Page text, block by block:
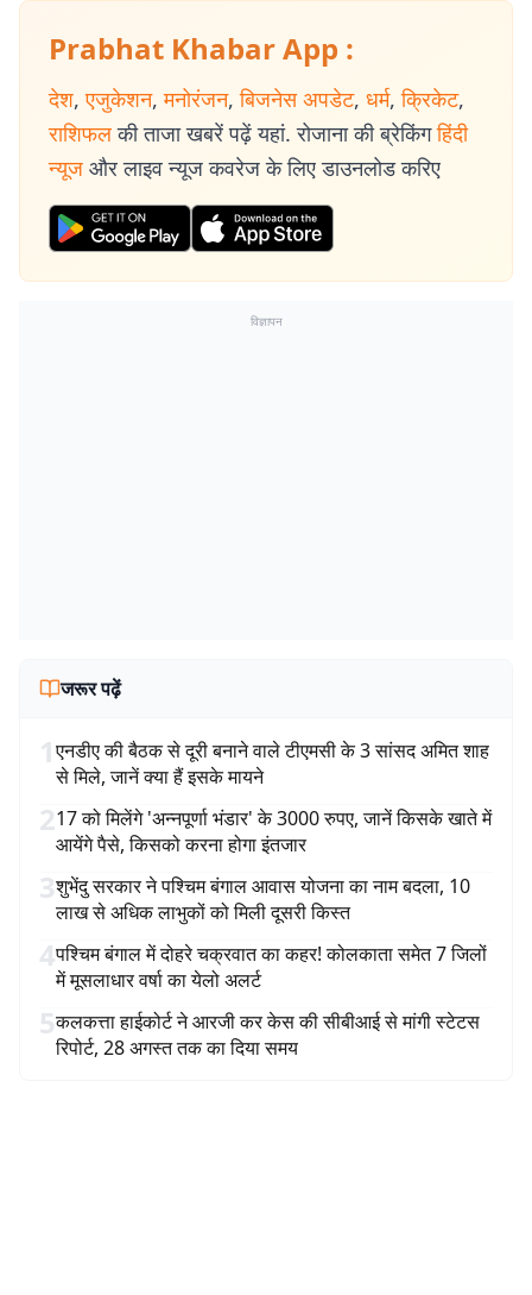
Prabhat Khabar App :
देश, एजुकेशन, मनोरंजन, बिजनेस अपडेट, धर्म, क्रिकेट,
राशिफल की ताजा खबरें पढ़ें यहां. रोजाना की ब्रेकिंग हिंदी
न्यूज और लाइव न्यूज कवरेज के लिए डाउनलोड करिए
विज्ञापन
जरूर पढ़ें
1एनडीए की बैठक से दूरी बनाने वाले टीएमसी के 3 सांसद अमित शाह
से मिले, जानें क्या हैं इसके मायने
217 को मिलेंगे 'अन्नपूर्णा भंडार' के 3000 रुपए, जानें किसके खाते में
आयेंगे पैसे, किसको करना होगा इंतजार
3शुभेंदु सरकार ने पश्चिम बंगाल आवास योजना का नाम बदला, 10
लाख से अधिक लाभुकों को मिली दूसरी किस्त
4पश्चिम बंगाल में दोहरे चक्रवात का कहर! कोलकाता समेत 7 जिलों
में मूसलाधार वर्षा का येलो अलर्ट
5कलकत्ता हाईकोर्ट ने आरजी कर केस की सीबीआई से मांगी स्टेटस
रिपोर्ट, 28 अगस्त तक का दिया समय